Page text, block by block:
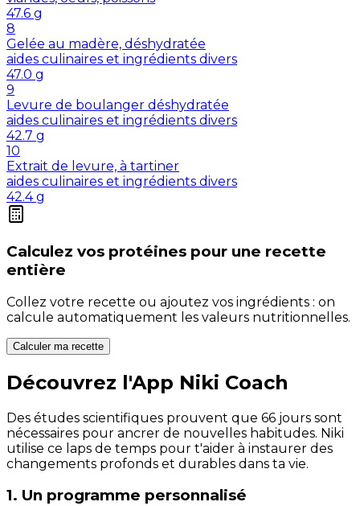
47.6 g
8
Gelée au madère, déshydratée
aides culinaires et ingrédients divers
47.0 g
9
Levure de boulanger déshydratée
aides culinaires et ingrédients divers
42.7 g
10
Extrait de levure, à tartiner
aides culinaires et ingrédients divers
42.4 g
Calculez vos protéines pour une recette
entière
Collez votre recette ou ajoutez vos ingrédients : on
calcule automatiquement les valeurs nutritionnelles.
Calculer ma recette
Découvrez l'App Niki Coach
Des études scientifiques prouvent que 66 jours sont
nécessaires pour ancrer de nouvelles habitudes. Niki
utilise ce laps de temps pour t'aider à instaurer des
changements profonds et durables dans ta vie.
1. Un programme personnalisé